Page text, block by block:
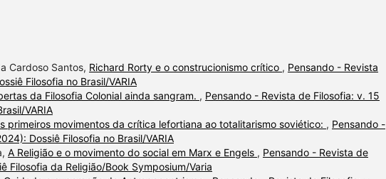
Cardoso Santos, Richard Rorty e o construcionismo crítico , Pensando - Revista
Filosofia no Brasil/VARIA
da Filosofia Colonial ainda sangram. , Pensando - Revista de Filosofia: v. 15
VARIA
primeiros movimentos da crítica lefortiana ao totalitarismo soviético: , Pensando -
Dossiê Filosofia no Brasil/VARIA
A Religião e o movimento do social em Marx e Engels , Pensando - Revista de
Filosofia da Religião/Book Symposium/Varia